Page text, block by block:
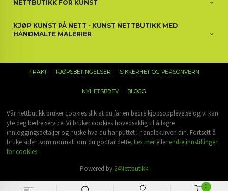
0
NETTBUTIKK FOR KUNST
KJØP KUNST PÅ NETT - KUNST NETTBUTIKK MED
HÅNDMALTE MALERIER
FRAKT KJØPSBETINGELSER SIKKERHET OG PERSONVERN
NYHETSBREV BLOGG
Vår nettbutikk bruker cookies slik at du får en bedre kjøpsopplevelse og vi kan
yte deg bedre service. Vi bruker cookies hovedsaklig til å lagre
innloggingsdetaljer og huske hva du har puttet i handlekurven din. Fortsett å
bruke siden som normalt om du godtar dette. Les merellerendre innstillinger
for cookies.
Powered by 24Nettbutikk